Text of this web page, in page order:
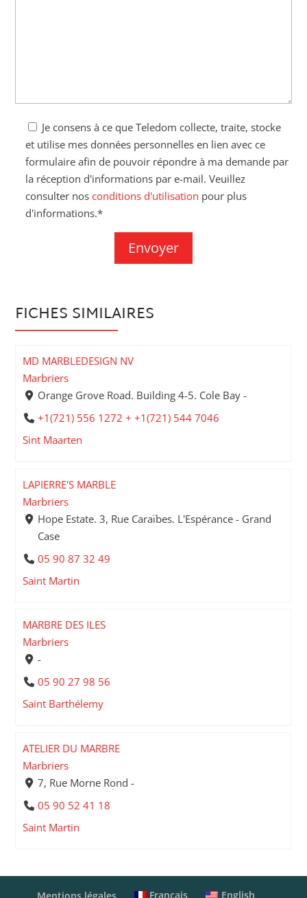
Je consens à ce que Teledom collecte, traite, stocke
et utilise mes données personnelles en lien avec ce
formulaire afin de pouvoir répondre à ma demande par
la réception d'informations par e-mail. Veuillez
consulter nosconditions d'utilisation pour plus
d'informations.*
FICHES SIMILAIRES
MD MARBLEDESIGN NV
Marbriers
Orange Grove Road. Building 4-5. Cole Bay -
+1(721) 556 1272 + +1(721) 544 7046
Sint Maarten
LAPIERRE'S MARBLE
Marbriers
Hope Estate. 3, Rue Caraïbes. L'Espérance - Grand
Case
05 90 87 32 49
Saint Martin
MARBRE DES ILES
Marbriers
-
05 90 27 98 56
Saint Barthélemy
ATELIER DU MARBRE
Marbriers
7, Rue Morne Rond -
05 90 52 41 18
Saint Martin
Français English